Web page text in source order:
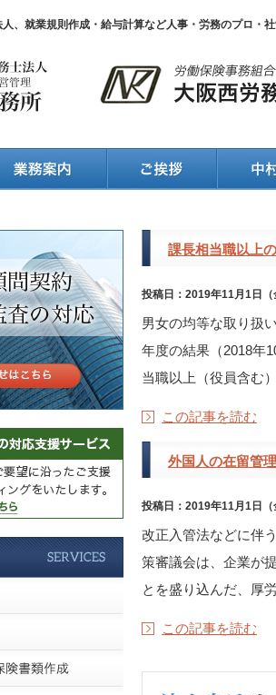
、就業規則作成・給与計算など人事・労務のプロ・
課長相当職以上
投稿日：2019年11月1日（
男女の均等な取り扱
年度の結果（2018年
当職以上（役員含む
この記事を読む
外国人の在留管
投稿日：2019年11月1日（
改正入管法などに伴
策審議会は、企業が
とを盛り込んだ、厚
この記事を読む